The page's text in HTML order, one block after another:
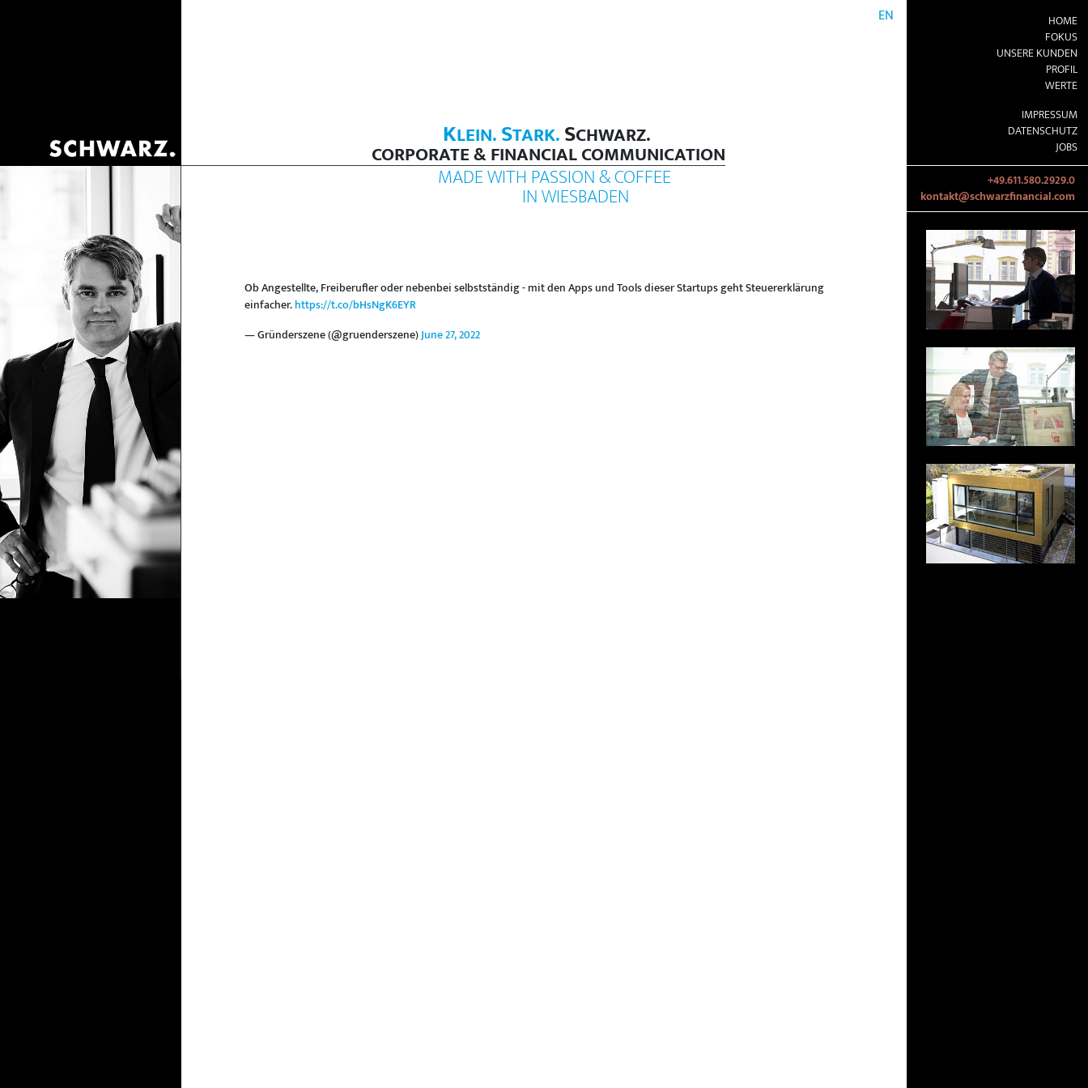
KLEIN.STARK.SCHWARZ.
CORPORATE & FINANCIAL COMMUNICATION
EN
HOME
FOKUS
UNSERE KUNDEN
PROFIL
WERTE
IMPRESSUM
DATENSCHUTZ
JOBS
MADE WITH PASSION & COFFEE
IN WIESBADEN
Ob Angestellte, Freiberufler oder nebenbei selbstständig - mit den Apps und Tools dieser Startups geht Steuererklärung
einfacher.https://t.co/bHsNgK6EYR
— Gründerszene (@gruenderszene)June 27, 2022
+49.611.580.2929.0
kontakt@schwarzfinancial.com